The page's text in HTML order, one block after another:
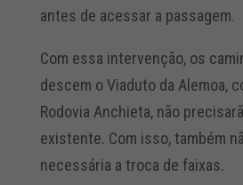
antes de acessar a passagem.
Com essa intervenção, os
descem o Viaduto da Alemoa,
Rodovia Anchieta, não
existente. Com isso, também
necessária a troca de faixas.